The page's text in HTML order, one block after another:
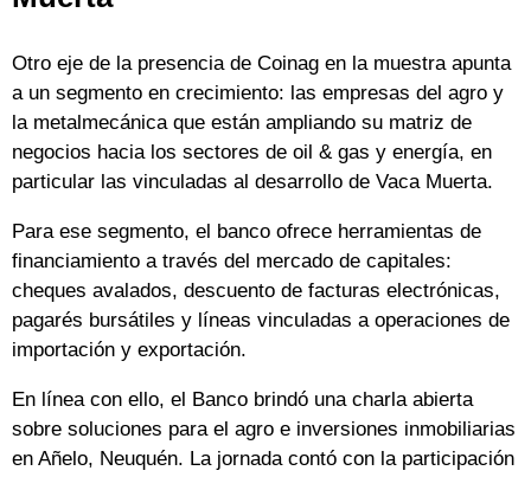
Otro eje de la presencia de Coinag en la muestra apunta
a un segmento en crecimiento: las empresas del agro y
la metalmecánica que están ampliando su matriz de
negocios hacia los sectores de oil & gas y energía, en
particular las vinculadas al desarrollo de Vaca Muerta.
Para ese segmento, el banco ofrece herramientas de
financiamiento a través del mercado de capitales:
cheques avalados, descuento de facturas electrónicas,
pagarés bursátiles y líneas vinculadas a operaciones de
importación y exportación.
En línea con ello, el Banco brindó una charla abierta
sobre soluciones para el agro e inversiones inmobiliarias
en Añelo, Neuquén. La jornada contó con la participación